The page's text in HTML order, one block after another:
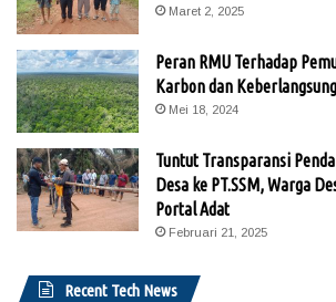
Maret 2, 2025
Peran RMU Terhadap
Karbon dan
Mei 18, 2024
Tuntut Transparansi
Desa ke PT.SSM, Warga
Portal Adat
Februari 21, 2025
Recent Tech News